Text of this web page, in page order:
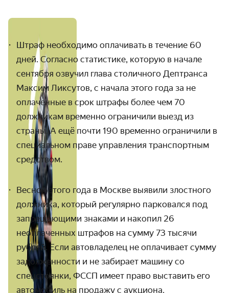
Штраф необходимо оплачивать в течение 60
дней. Согласно статистике, которую в начале
сентября озвучил глава столичного Дептранса
Максим Ликсутов, с начала этого года за не
оплаченные в срок штрафы более чем 70
должникам временно ограничили выезд из
страны. А ещё почти 190 временно ограничили в
специальном праве управления транспортным
средством.
Весной этого года в Москве выявили злостного
должника, который регулярно парковался под
запрещающими знаками и накопил 26
неоплаченных штрафов на сумму 73 тысячи
рублей. Если автовладелец не оплачивает сумму
задолженности и не забирает машину со
спецстоянки, ФССП имеет право выставить его
автомобиль на продажу с аукциона.